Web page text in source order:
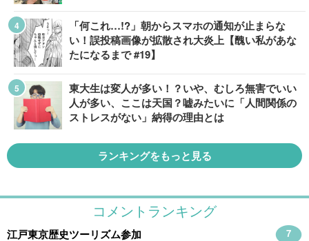
「何これ…!?」朝からスマホの通知が止まらな
い！誤投稿画像が拡散され大炎上【醜い私があな
たになるまで #19】
東大生は変人が多い！？いや、むしろ無害でいい
人が多い、ここは天国？嘘みたいに「人間関係の
ストレスがない」納得の理由とは
ランキングをもっと見る